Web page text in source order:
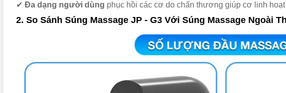
✔ Đa dạng người dùng phục hồi các cơ do chấn thương giúp cơ linh
2. So Sánh Súng Massage JP - G3 Với Súng Massage Ngoài